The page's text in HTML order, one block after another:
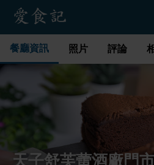
餐廳資訊 照片 評論
天子舒芙蕾酒廠門